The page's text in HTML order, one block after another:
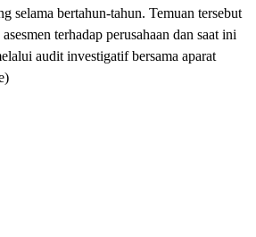
selama bertahun-tahun. Temuan tersebut
terhadap perusahaan dan saat ini
audit investigatif bersama aparat